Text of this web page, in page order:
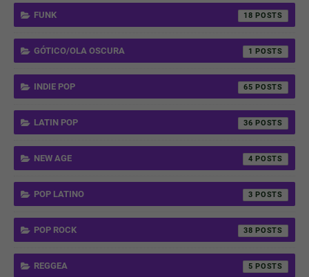
FUNK 18
GÓTICO/OLA OSCURA 1
INDIE POP 65
LATIN POP 36
NEW AGE 4
POP LATINO 3
POP ROCK 38
REGGEA 5